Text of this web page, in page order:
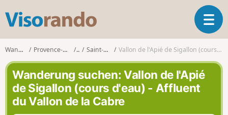
s
o
r
a
n
d
o
T
o
Wanderungen Provence-Alpes-Côte d'Azur VarSaint-Raphaël (Var) Vallon de l'Apié de Sigallon (cours d'eau) - Affluent du Vallon de la Cabre
Wanderung suchen: Vallon de l'Apié
de Sigallon (cours d'eau) - Affluent
du Vallon de la Cabre